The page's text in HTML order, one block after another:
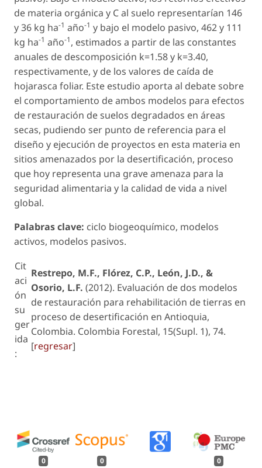
de materia orgánica y C al suelo representarían 146
y 36 kg ha-1 año-1 y bajo el modelo pasivo, 462 y 111
kg ha-1 año-1, estimados a partir de las constantes
anuales de descomposición k=1.58 y k=3.40,
respectivamente, y de los valores de caída de
hojarasca foliar. Este estudio aporta al debate sobre
el comportamiento de ambos modelos para efectos
de restauración de suelos degradados en áreas
secas, pudiendo ser punto de referencia para el
diseño y ejecución de proyectos en esta materia en
sitios amenazados por la desertificación, proceso
que hoy representa una grave amenaza para la
seguridad alimentaria y la calidad de vida a nivel
global.
Palabras clave: ciclo biogeoquímico, modelos
activos, modelos pasivos.
Cit
aci
ón
su
ger
ida
:
Restrepo, M.F., Flórez, C.P., León, J.D., &
Osorio, L.F. (2012). Evaluación de dos modelos
de restauración para rehabilitación de tierras en
proceso de desertificación en Antioquia,
Colombia. Colombia Forestal, 15(Supl. 1), 74.
[regresar]
0 0 0